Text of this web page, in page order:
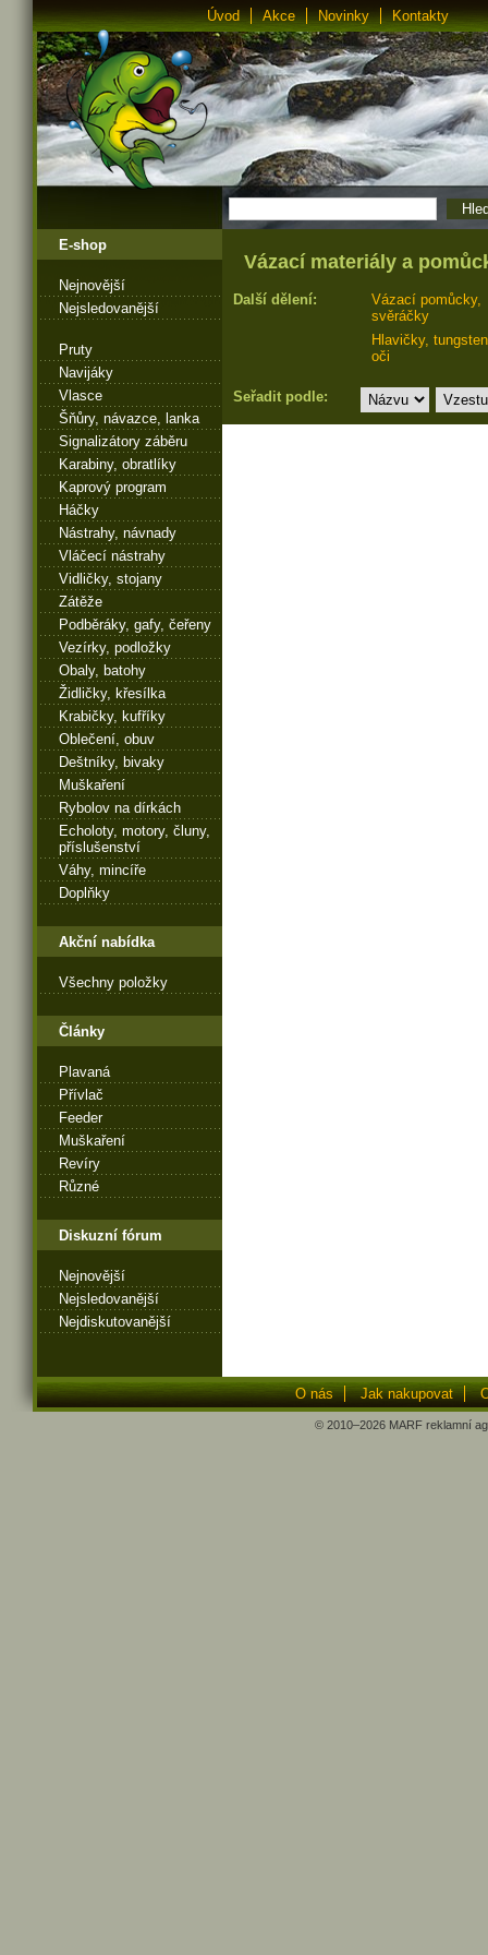
Úvod Akce Novinky Kontakty
E-shop
Nejnovější
Nejsledovanější
Pruty
Navijáky
Vlasce
Šňůry, návazce, lanka
Signalizátory záběru
Karabiny, obratlíky
Kaprový program
Háčky
Nástrahy, návnady
Vláčecí nástrahy
Vidličky, stojany
Zátěže
Podběráky, gafy, čeřeny
Vezírky, podložky
Obaly, batohy
Židličky, křesílka
Krabičky, kufříky
Oblečení, obuv
Deštníky, bivaky
Muškaření
Rybolov na dírkách
Echoloty, motory, čluny,
příslušenství
Váhy, mincíře
Doplňky
Akční nabídka
Všechny položky
Články
Plavaná
Přívlač
Feeder
Muškaření
Revíry
Různé
Diskuzní fórum
Nejnovější
Nejsledovanější
Nejdiskutovanější
Vázací materiály a
Další dělení:
Vázací pomůcky,
svěráčky
Hlavičky,
oči
Seřadit podle:
O nás Jak nakupovat
© 2010–2026 MARF reklamní